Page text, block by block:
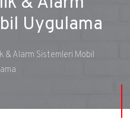
Uygulama
& Alarm Sistemleri Mobil